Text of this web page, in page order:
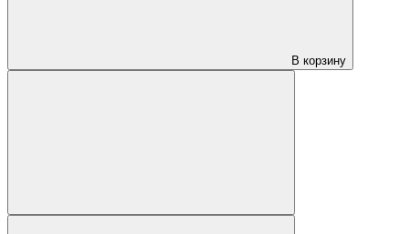
В корзину